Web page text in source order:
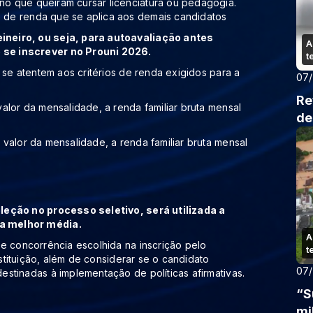
que queiram cursar licenciatura ou pedagogia.
renda que se aplica aos demais candidatos
ou seja, para autoavaliação antes
inscrever no Prouni 2026.
atentem aos critérios de renda exigidos para a
da mensalidade, a renda familiar bruta mensal
da mensalidade, a renda familiar bruta mensal
no processo seletivo, será utilizada a
melhor média.
concorrência escolhida na inscrição pelo
além de considerar se o candidato
à implementação de políticas afirmativas.